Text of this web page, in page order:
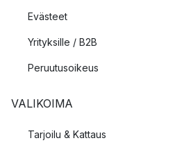
Evästeet
Yrityksille / B2B
Peruutusoikeus
VALIKOIMA
Tarjoilu & Kattaus